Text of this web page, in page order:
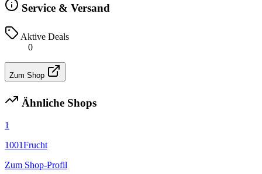
Service & Versand
Aktive Deals
0
Zum Shop
Ähnliche Shops
1
1001Frucht
Zum Shop-Profil